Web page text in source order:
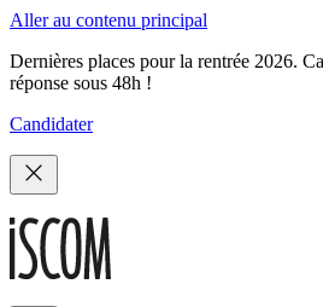
Aller au contenu principal
Dernières places pour la rentrée 2026.
réponse sous 48h !
Candidater